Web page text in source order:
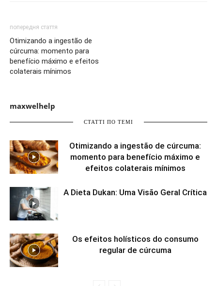
попередня стаття
Otimizando a ingestão de
cúrcuma: momento para
benefício máximo e efeitos
colaterais mínimos
maxwelhelp
СТАТТІ ПО ТЕМІ
Otimizando a ingestão de cúrcuma:
momento para benefício máximo e
efeitos colaterais mínimos
A Dieta Dukan: Uma Visão Geral Crítica
Os efeitos holísticos do consumo
regular de cúrcuma